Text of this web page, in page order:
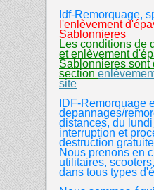
Idf-Remorquage,
l'enlèvement
Sablonnieres
Les conditions de
et enlèvement
Sablonnieres sont
section
site
IDF-Remorquage
depannages/
distances, du
interruption et
destruction
Nous prenons en
utilitaires,
dans tous types